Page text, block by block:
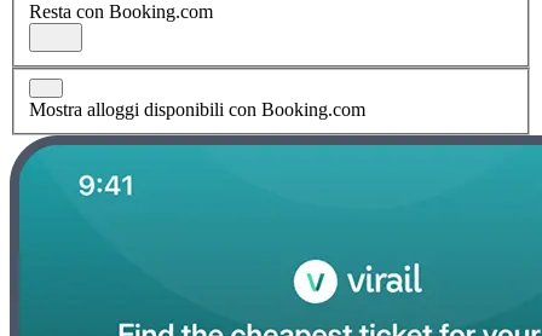
Resta con Booking.com
Mostra alloggi disponibili con Booking.com